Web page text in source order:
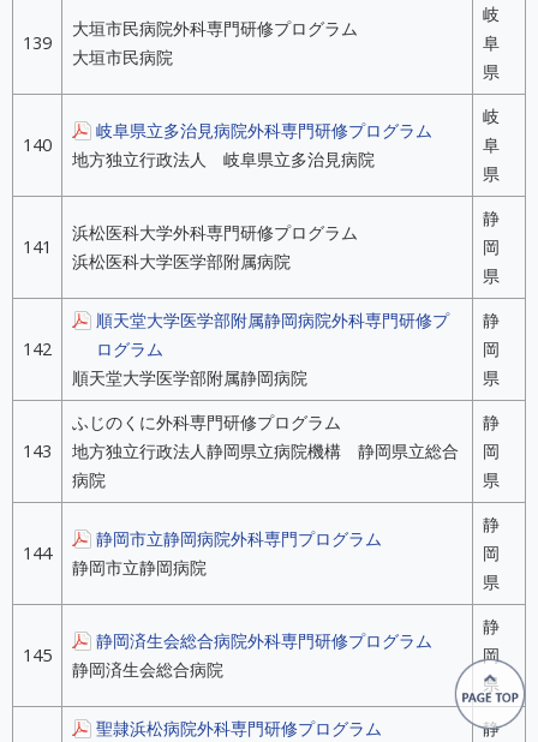
139
大垣市民病院外科専門研修プログラム
大垣市民病院
岐
阜
県
140
岐阜県立多治見病院外科専門研修プログラム
地方独立行政法人 岐阜県立多治見病院
岐
阜
県
141
浜松医科大学外科専門研修プログラム
浜松医科大学医学部附属病院
静
岡
県
142
順天堂大学医学部附属静岡病院外科専門研修プ
ログラム
順天堂大学医学部附属静岡病院
静
岡
県
143
ふじのくに外科専門研修プログラム
地方独立行政法人静岡県立病院機構 静岡県立総合
病院
静
岡
県
144
静岡市立静岡病院外科専門プログラム
静岡市立静岡病院
静
岡
県
145
静岡済生会総合病院外科専門研修プログラム
静岡済生会総合病院
静
岡
県
聖隷浜松病院外科専門研修プログラム
静